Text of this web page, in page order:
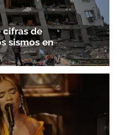
cifras de
sismos en